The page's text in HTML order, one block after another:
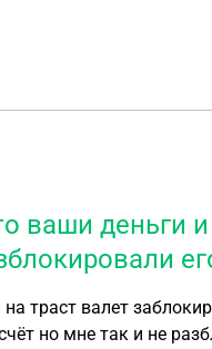
ваши
траст валет
но мне так и не